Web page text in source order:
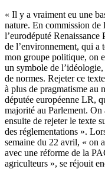
« Il y a vraiment eu une
nature. En commission de
l’eurodéputé
de l’environnement, qui a
mon groupe politique, on
un symbole de
de normes. Rejeter ce
à plus de pragmatisme au
députée européenne LR,
majorité au Parlement.
ensuite de rejeter le texte
des réglementations ».
semaine du 22 avril, « on
avec une réforme de la
agriculteurs », se réjouit